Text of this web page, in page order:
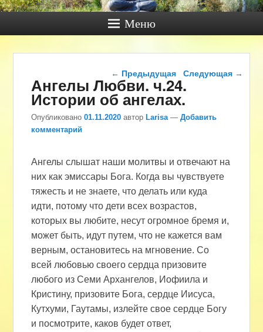
Меню
Навигация по записям
← Предыдущая Следующая →
Ангелы Любви. ч.24.
Истории об ангелах.
Опубликовано01.11.2020 авторLarisa —Добавить
комментарий
Ангелы слышат наши молитвы и отвечают на
них как эмиссары Бога. Когда вы чувствуете
тяжесть и не знаете, что делать или куда
идти, потому что дети всех возрастов,
которых вы любите, несут огромное бремя и,
может быть, идут путем, что не кажется вам
верным, остановитесь на мгновение. Со
всей любовью своего сердца призовите
любого из Семи Архангелов, Иофиила и
Кристину, призовите Бога, сердце Иисуса,
Кутхуми, Гаутамы, излейте свое сердце Богу
и посмотрите, каков будет ответ,